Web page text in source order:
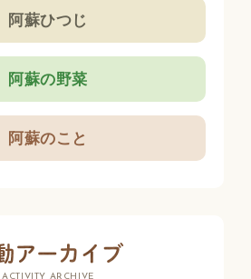
阿蘇ひつじ
阿蘇の野菜
阿蘇のこと
ACTIVITY ARCHIVE